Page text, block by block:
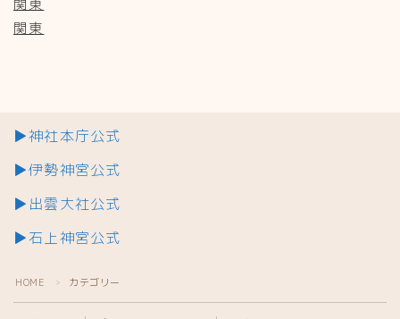
関東
▶神社本庁公式
▶伊勢神宮公式
▶出雲大社公式
▶石上神宮公式
HOME ＞ カテゴリー